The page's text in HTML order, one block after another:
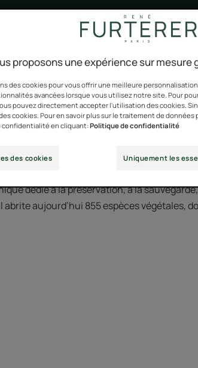
, validé parnotre équipe
Pierre Fabre décident de créer un
vont leur inspirer de nouvelles formules.
dédié à la préservation, à la
abrite aujourd’hui 855 espèces végétales,
proposons une expérience sur mesure
des cookies pour vous offrir une meilleure
avancées lorsque vous utilisez notre site. Pour
pouvez directement accepter l'utilisation des cookies.
cookies. Pour en savoir plus sur le traitement de
en cliquant:Politique de confidentialité
des cookies Uniquement les